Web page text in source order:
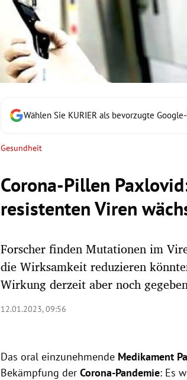
Wählen Sie KURIER als bevorzugte
Gesundheit
Corona-Pillen
resistenten Viren
Forscher finden Mutationen im
die Wirksamkeit reduzieren
Wirkung derzeit aber noch
12.01.2023, 09:56
Das oral einzunehmende Medikament
Bekämpfung der Corona-Pandemie: Es